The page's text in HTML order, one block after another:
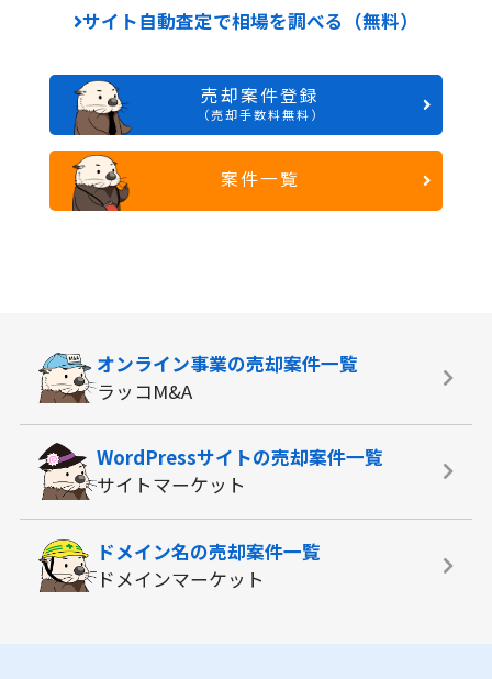
サイト自動査定で相場を調べる（無料）
売却案件登録
（売却手数料無料）
案件一覧
オンライン事業の売却案件一覧
ラッコM&A
WordPressサイトの売却案件一覧
サイトマーケット
ドメイン名の売却案件一覧
ドメインマーケット